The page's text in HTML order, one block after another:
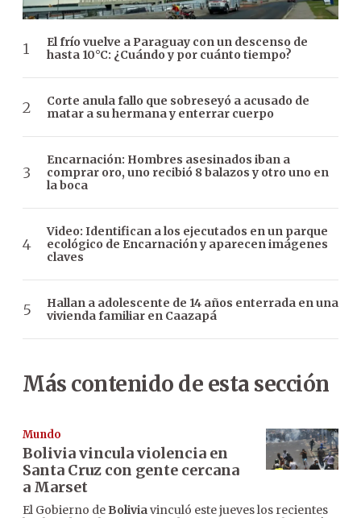
El frío vuelve a Paraguay con un descenso de
hasta 10°C: ¿Cuándo y por cuánto tiempo?
Corte anula fallo que sobreseyó a acusado de
matar a su hermana y enterrar cuerpo
Encarnación: Hombres asesinados iban a
comprar oro, uno recibió 8 balazos y otro uno en
la boca
Video: Identifican a los ejecutados en un parque
ecológico de Encarnación y aparecen imágenes
claves
Hallan a adolescente de 14 años enterrada en una
vivienda familiar en Caazapá
Más contenido de esta sección
Mundo
Bolivia vincula violencia en
Santa Cruz con gente cercana
a Marset
El Gobierno de Boliviavinculó este jueves los recientes